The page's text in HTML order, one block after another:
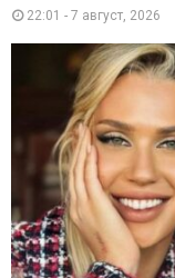
22:01 - 7 август, 2026